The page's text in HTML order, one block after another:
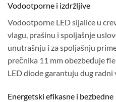
Vodootporne i izdržljive
Vodootporne LED sijalice u
vlagu, prašinu i spoljašnje
unutrašnju i za spoljašnju
prečnika 11 mm obezbeđuje
LED diode garantuju dug radni
Energetski efikasne i bezbedne